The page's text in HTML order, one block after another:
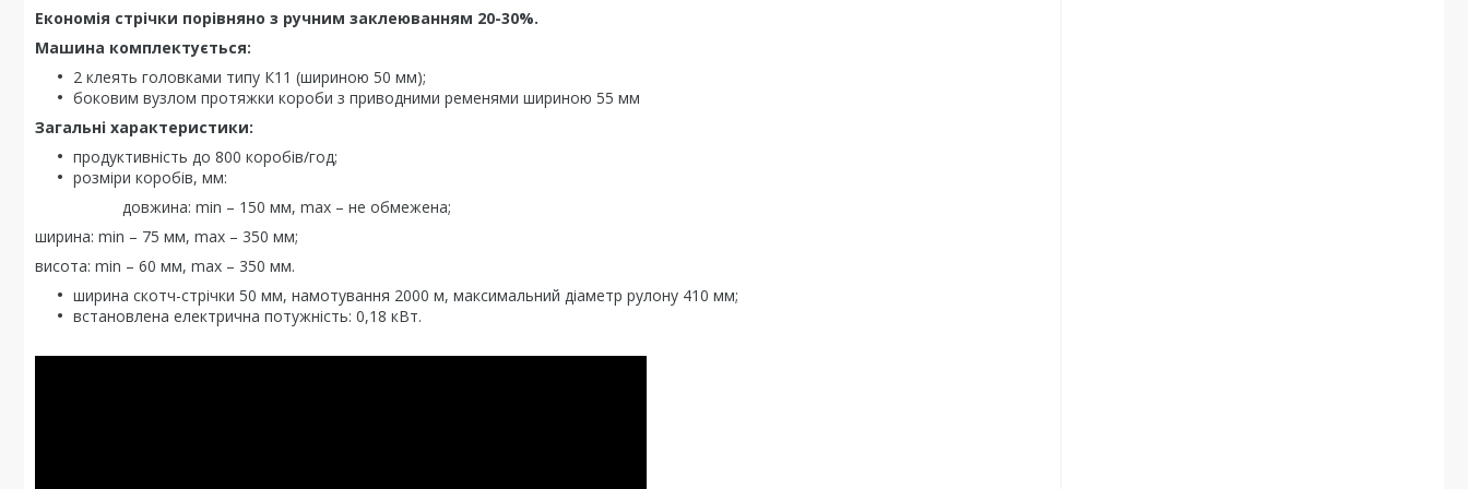
Економія стрічки порівняно з ручним заклеюванням 20-30%.
Машина комплектується:
2 клеять головками типу К11 (шириною 50 мм);
боковим вузлом протяжки короби з приводними ременями шириною 55 мм
Загальні характеристики:
продуктивність до 800 коробів/год;
розміри коробів, мм:
довжина: min – 150 мм, max – не обмежена;
ширина: min – 75 мм, max – 350 мм;
висота: min – 60 мм, max – 350 мм.
ширина скотч-стрічки 50 мм, намотування 2000 м, максимальний діаметр рулону 410 мм;
встановлена електрична потужність: 0,18 кВт.